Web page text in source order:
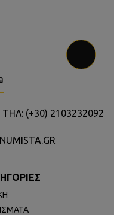
ΤΗΛ: (+30) 2103232092